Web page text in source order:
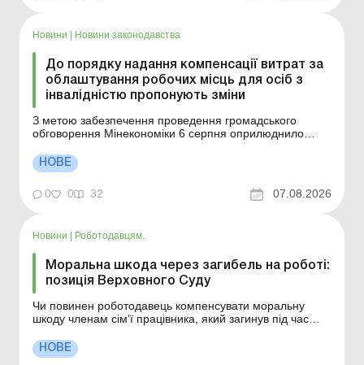
Новини | Новини законодавства
До порядку надання компенсації витрат за
облаштування робочих місць для осіб з
інвалідністю пропонують зміни
З метою забезпечення проведення громадського
обговорення Мінекономіки 6 серпня оприлюднило
надання компенсації фактичних витрат за
облаштування робочих місць/місць провадження
господарської діяльності/незалежної професійної
діяльності для осіб...
НОВЕ
0 0 32 07.08.2026
Новини Роботодавцям.
Моральна шкода через загибель на роботі:
позиція Верховного Суду
Чи повинен роботодавець компенсувати моральну
шкоду членам сім’ї працівника, який загинув під час
обстрілу? Верховний Суд сформував важливу правову
позицію з цього питання. Більше за темою: Стягнення
НОВЕ